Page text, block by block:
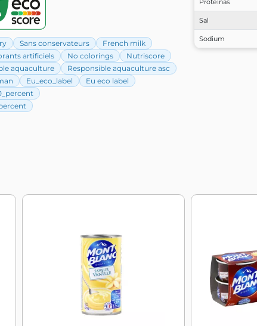
Sans conservateurs
French milk
artificiels No colorings
Nutriscore
aquaculture
Responsible aquaculture asc
Eu_eco_label
Eu eco label
Proteínas
Sal
Sodium